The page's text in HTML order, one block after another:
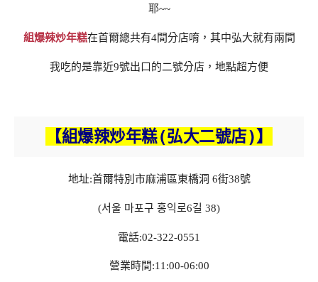
耶~~
組爆辣炒年糕在首爾總共有4間分店唷，其中弘大就有兩間
我吃的是靠近9號出口的二號分店，地點超方便
【組爆辣炒年糕(弘大二號店)】
地址:首爾特別市麻浦區東橋洞 6街38號
(서울 마포구 홍익로6길 38)
電話:02-322-0551
營業時間:11:00-06:00